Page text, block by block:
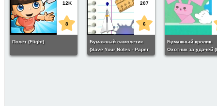
12K
8
Полёт (Flight)
207
6
Бумажный самолетик
(Save Your Notes - Paper
Plane)
Бумажный кролик:
Охотник за удачей
Rabbit Fortune